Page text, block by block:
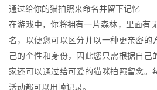
通过给你的猫拍照来命名并留下记忆
在游戏中，你将拥有一片森林，里面有
名，以便您可以区分并以一种更亲密的
己的个性和身份，因此您只需根据自
家还可以通过给可爱的猫咪拍照留念。
活动都可以用帧记录。